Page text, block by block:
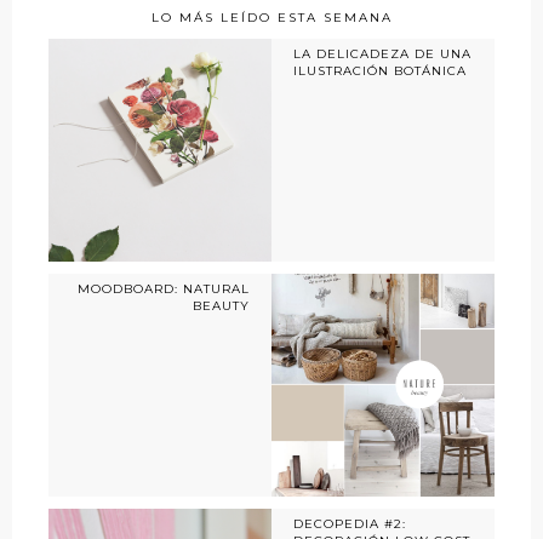
LO MÁS LEÍDO ESTA SEMANA
LA DELICADEZA DE UNA
ILUSTRACIÓN BOTÁNICA
MOODBOARD: NATURAL
BEAUTY
DECOPEDIA #2: